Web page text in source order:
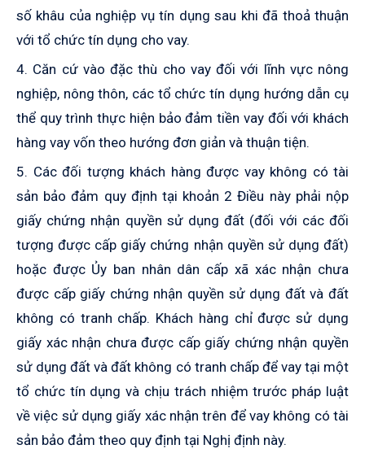
số khâu của nghiệp vụ tín dụng sau khi đã thoả thuận
với tổ chức tín dụng cho vay.
4. Căn cứ vào đặc thù cho vay đối với lĩnh vực nông
nghiệp, nông thôn, các tổ chức tín dụng hướng dẫn cụ
thể quy trình thực hiện bảo đảm tiền vay đối với khách
hàng vay vốn theo hướng đơn giản và thuận tiện.
5. Các đối tượng khách hàng được vay không có tài
sản bảo đảm quy định tại khoản 2 Điều này phải nộp
giấy chứng nhận quyền sử dụng đất (đối với các đối
tượng được cấp giấy chứng nhận quyền sử dụng đất)
hoặc được Ủy ban nhân dân cấp xã xác nhận chưa
được cấp giấy chứng nhận quyền sử dụng đất và đất
không có tranh chấp. Khách hàng chỉ được sử dụng
giấy xác nhận chưa được cấp giấy chứng nhận quyền
sử dụng đất và đất không có tranh chấp để vay tại một
tổ chức tín dụng và chịu trách nhiệm trước pháp luật
về việc sử dụng giấy xác nhận trên để vay không có tài
sản bảo đảm theo quy định tại Nghị định này.